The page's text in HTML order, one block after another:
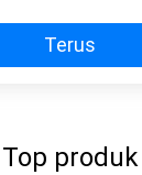
Terus
Top produk